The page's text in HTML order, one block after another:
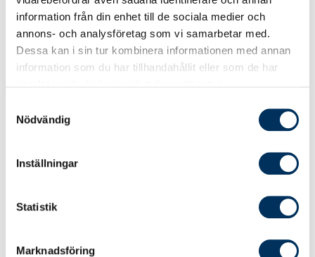
information från din enhet till de sociala medier och
annons- och analysföretag som vi samarbetar med.
Dessa kan i sin tur kombinera informationen med annan
information som du har tillhandahållit eller som de har
Nödvändig
Inställningar
Statistik
Marknadsföring
Maximera din kompetens och dra nytta
av exklusiva medlemsrabatter. Som
medlem hos Srf konsulterna får du ta del
av fantastiska kurserbjudanden som gör
din utbildning både prisvärd och effektiv.